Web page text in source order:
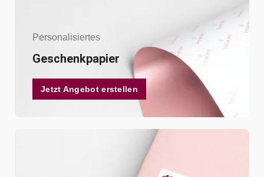
Personalisiertes
Geschenkpapier
Jetzt Angebot erstellen